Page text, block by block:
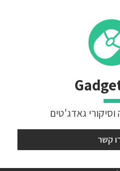
וסיקורי גאדג'טים
קשר